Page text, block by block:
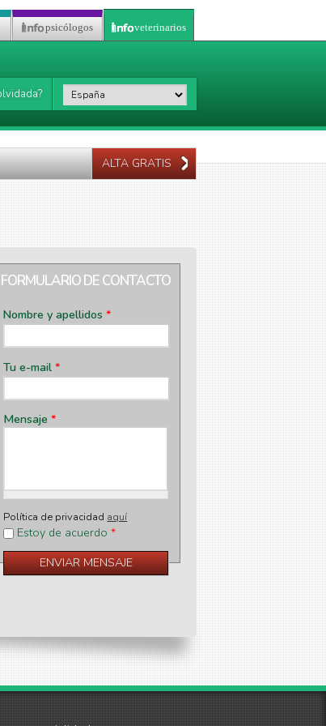
psicólogos veterinarios
País*
ALTA GRATIS
FORMULARIO DE CONTACTO
Nombre y apellidos*
Tu e-mail*
Mensaje*
Política de privacidad aquí
Estoy de acuerdo*